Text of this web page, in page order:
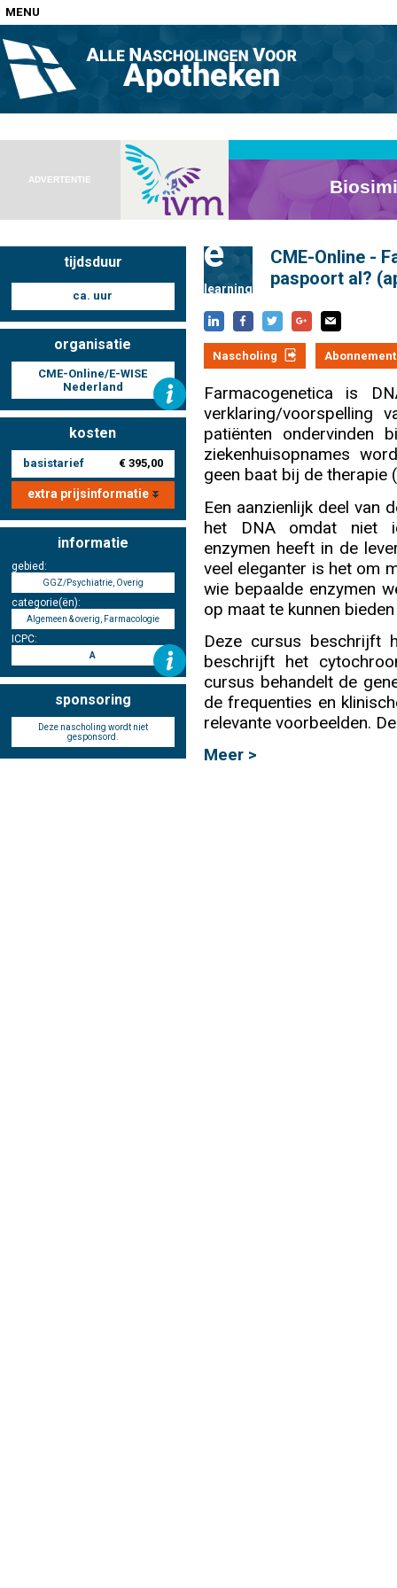
MENU
Home
Nascholingen op locatie (agenda)
Nascholingen online (elearning)
Nascholingen op aanvraag (in-company)
Nascholing aanmelden
Zoek op kaart
Inloggen
ADVERTENTIE
tijdsduur
ca. uur
organisatie
CME-Online/E-WISE
Nederland
kosten
basistarief € 395,00
extra prijsinformatie
informatie
gebied:
GGZ/Psychiatrie, Overig
categorie(ën):
Algemeen & overig, Farmacologie
ICPC:
A
sponsoring
Deze nascholing wordt niet
gesponsord.
e
learning
CME-Online -
paspoort al?
Nascholing Abonnement
Farmacogenetica is
verklaring/voorspelling
patiënten ondervinden
ziekenhuisopnames
geen baat bij de therapie
Een aanzienlijk deel van
het DNA omdat niet
enzymen heeft in de
veel eleganter is het om
wie bepaalde enzymen
op maat te kunnen
Deze cursus beschrijft
beschrijft het
cursus behandelt de
de frequenties en
relevante voorbeelden.
Meer >